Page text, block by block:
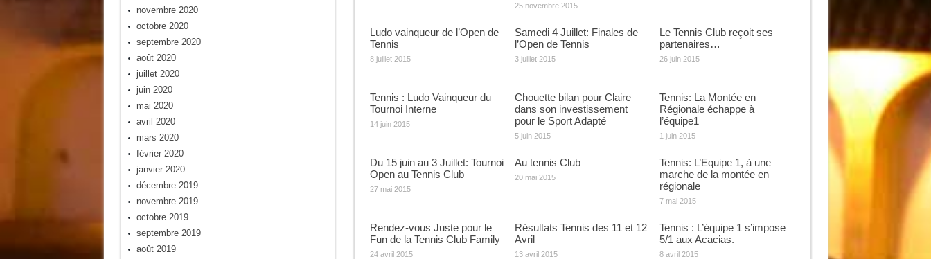
25 novembre 2015
Ludo vainqueur de l’Open de
Tennis
8 juillet 2015
Samedi 4 Juillet: Finales de
l’Open de Tennis
3 juillet 2015
Le Tennis Club reçoit ses
partenaires…
26 juin 2015
Tennis : Ludo Vainqueur du
Tournoi Interne
14 juin 2015
Chouette bilan pour Claire
dans son investissement
pour le Sport Adapté
5 juin 2015
Tennis: La Montée en
Régionale échappe à
l’équipe1
1 juin 2015
Du 15 juin au 3 Juillet: Tournoi
Open au Tennis Club
27 mai 2015
Au tennis Club
20 mai 2015
Tennis: L’Equipe 1, à une
marche de la montée en
régionale
7 mai 2015
Rendez-vous Juste pour le
Fun de la Tennis Club Family
24 avril 2015
Résultats Tennis des 11 et 12
Avril
13 avril 2015
Tennis : L’équipe 1 s’impose
5/1 aux Acacias.
8 avril 2015
novembre 2020
octobre 2020
septembre 2020
août 2020
juillet 2020
juin 2020
mai 2020
avril 2020
mars 2020
février 2020
janvier 2020
décembre 2019
novembre 2019
octobre 2019
septembre 2019
août 2019